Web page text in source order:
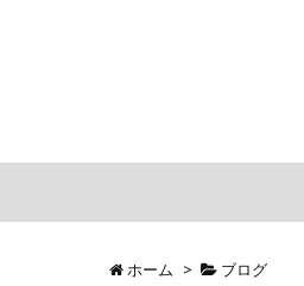
ホーム > ブログ